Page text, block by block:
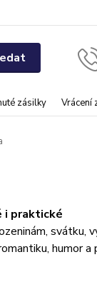
zásilky Vrácení
i praktické
svátku,
humor a